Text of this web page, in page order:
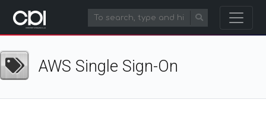
AWS Single Sign-On